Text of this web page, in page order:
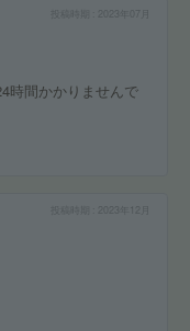
時間かかりませんで
2023年12月